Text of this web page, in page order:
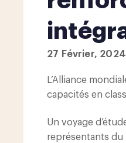
27 Février, 2024
L’Alliance
capacités en
Un voyage
représentants du